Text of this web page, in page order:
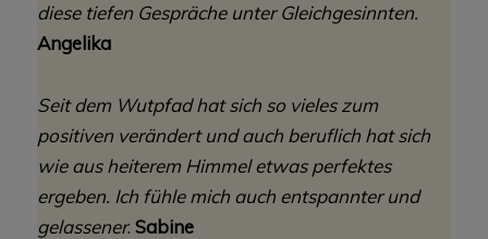
diese tiefen Gespräche unter Gleichgesinnten.
Angelika
Seit dem Wutpfad hat sich so vieles zum
positiven verändert und auch beruflich hat sich
wie aus heiterem Himmel etwas perfektes
ergeben. Ich fühle mich auch entspannter und
gelassener. Sabine